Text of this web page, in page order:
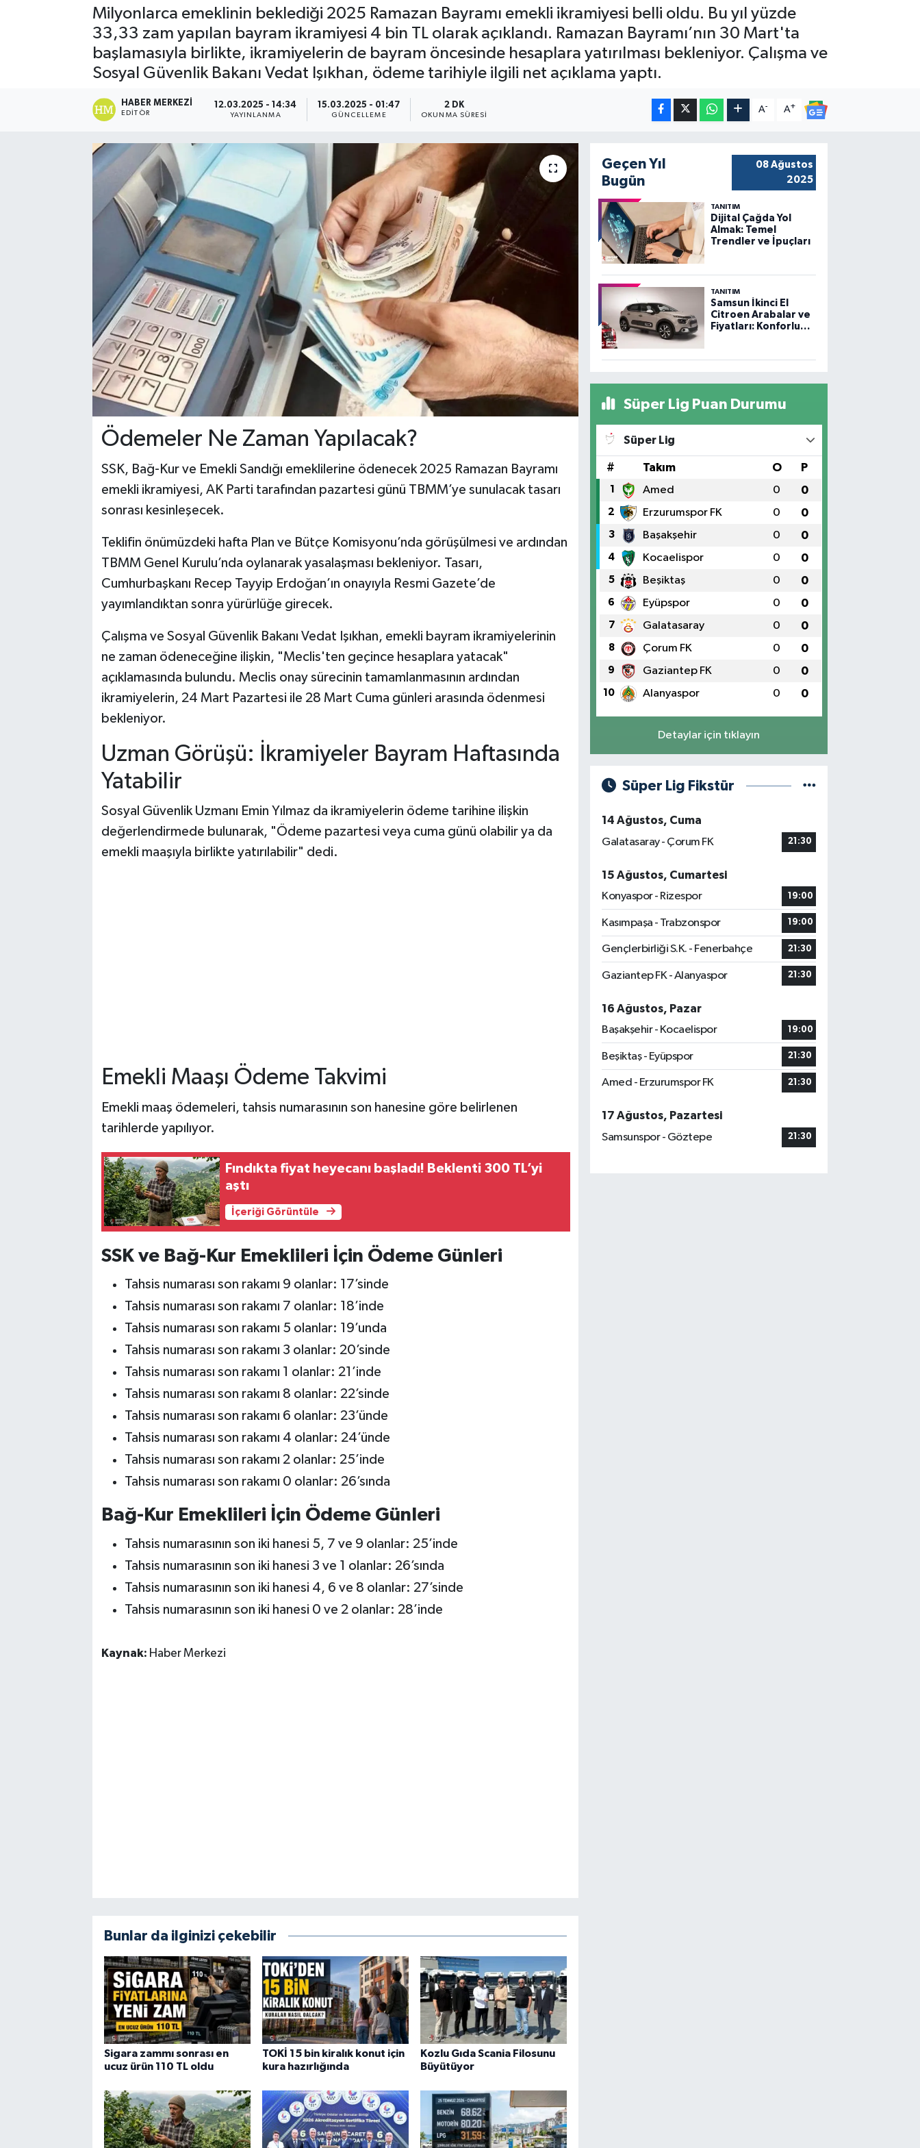
Milyonlarca emeklinin beklediği 2025 Ramazan Bayramı emekli ikramiyesi belli oldu. Bu yıl yüzde
33,33 zam yapılan bayram ikramiyesi 4 bin TL olarak açıklandı. Ramazan Bayramı’nın 30 Mart'ta
başlamasıyla birlikte, ikramiyelerin de bayram öncesinde hesaplara yatırılması bekleniyor. Çalışma ve
Sosyal Güvenlik Bakanı Vedat Işıkhan, ödeme tarihiyle ilgili net açıklama yaptı.
HABER MERKEZI
EDITÖR
12.03.2025 - 14:34
YAYINLANMA
15.03.2025 - 01:47
GÜNCELLEME
2 DK
OKUNMA SÜRESI
A- A+
Ödemeler Ne Zaman Yapılacak?
SSK, Bağ-Kur ve Emekli Sandığı emeklilerine ödenecek 2025 Ramazan Bayramı
emekli ikramiyesi, AK Parti tarafından pazartesi günü TBMM’ye sunulacak tasarı
sonrası kesinleşecek.
Teklifin önümüzdeki hafta Plan ve Bütçe Komisyonu’nda görüşülmesi ve ardından
TBMM Genel Kurulu’nda oylanarak yasalaşması bekleniyor. Tasarı,
Cumhurbaşkanı Recep Tayyip Erdoğan’ın onayıyla Resmi Gazete’de
yayımlandıktan sonra yürürlüğe girecek.
Çalışma ve Sosyal Güvenlik Bakanı Vedat Işıkhan, emekli bayram ikramiyelerinin
ne zaman ödeneceğine ilişkin, "Meclis'ten geçince hesaplara yatacak"
açıklamasında bulundu. Meclis onay sürecinin tamamlanmasının ardından
ikramiyelerin, 24 Mart Pazartesi ile 28 Mart Cuma günleri arasında ödenmesi
bekleniyor.
Uzman Görüşü: İkramiyeler Bayram Haftasında
Yatabilir
Sosyal Güvenlik Uzmanı Emin Yılmaz da ikramiyelerin ödeme tarihine ilişkin
değerlendirmede bulunarak, "Ödeme pazartesi veya cuma günü olabilir ya da
emekli maaşıyla birlikte yatırılabilir" dedi.
Emekli Maaşı Ödeme Takvimi
Emekli maaş ödemeleri, tahsis numarasının son hanesine göre belirlenen
tarihlerde yapılıyor.
Fındıkta fiyat heyecanı başladı! Beklenti 300 TL’yi
aştı
İçeriği Görüntüle
SSK ve Bağ-Kur Emeklileri İçin Ödeme Günleri
Tahsis numarası son rakamı 9 olanlar: 17’sinde
Tahsis numarası son rakamı 7 olanlar: 18’inde
Tahsis numarası son rakamı 5 olanlar: 19’unda
Tahsis numarası son rakamı 3 olanlar: 20’sinde
Tahsis numarası son rakamı 1 olanlar: 21’inde
Tahsis numarası son rakamı 8 olanlar: 22’sinde
Tahsis numarası son rakamı 6 olanlar: 23’ünde
Tahsis numarası son rakamı 4 olanlar: 24’ünde
Tahsis numarası son rakamı 2 olanlar: 25’inde
Tahsis numarası son rakamı 0 olanlar: 26’sında
Bağ-Kur Emeklileri İçin Ödeme Günleri
Tahsis numarasının son iki hanesi 5, 7 ve 9 olanlar: 25’inde
Tahsis numarasının son iki hanesi 3 ve 1 olanlar: 26’sında
Tahsis numarasının son iki hanesi 4, 6 ve 8 olanlar: 27’sinde
Tahsis numarasının son iki hanesi 0 ve 2 olanlar: 28’inde
Kaynak: Haber Merkezi
Bunlar da ilginizi çekebilir
Sigara zammı sonrası en
ucuz ürün 110 TL oldu
TOKİ 15 bin kiralık konut için
kura hazırlığında
Kozlu Gıda Scania Filosunu
Büyütüyor
Geçen Yıl
Bugün
08 Ağustos
2025
TANITIM
Dijital Çağda Yol
Almak: Temel
Trendler ve İpuçları
TANITIM
Samsun İkinci El
Citroen Arabalar ve
Fiyatları: Konforlu
Süper Lig Puan Durumu
Süper Lig
# Takım O P
1 Amed 0 0
2 Erzurumspor FK 0 0
3 Başakşehir 0 0
4 Kocaelispor 0 0
5 Beşiktaş 0 0
6 Eyüpspor 0 0
7 Galatasaray 0 0
8 Çorum FK 0 0
9 Gaziantep FK 0 0
10 Alanyaspor 0 0
Detaylar için tıklayın
Süper Lig Fikstür
14 Ağustos, Cuma
Galatasaray - Çorum FK
21:30
15 Ağustos, Cumartesi
Konyaspor - Rizespor
19:00
Kasımpaşa - Trabzonspor 19:00
Gençlerbirliği S.K. - Fenerbahçe 21:30
Gaziantep FK - Alanyaspor 21:30
16 Ağustos, Pazar
Başakşehir - Kocaelispor
19:00
Beşiktaş - Eyüpspor 21:30
Amed - Erzurumspor FK 21:30
17 Ağustos, Pazartesi
Samsunspor - Göztepe
21:30
EKONOMİ